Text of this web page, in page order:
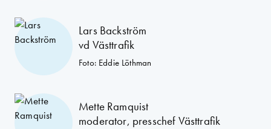
Lars Backström
vd Västtrafik
Foto: Eddie Löthman
Mette Ramquist
moderator, presschef Västtrafik